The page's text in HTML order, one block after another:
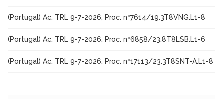
(Portugal) Ac. TRL 9-7-2026, Proc. nº7614/19.3T8VNG.L1-8
(Portugal) Ac. TRL 9-7-2026, Proc. nº6858/23.8T8LSB.L1-6
(Portugal) Ac. TRL 9-7-2026, Proc. nº17113/23.3T8SNT-A.L1-8